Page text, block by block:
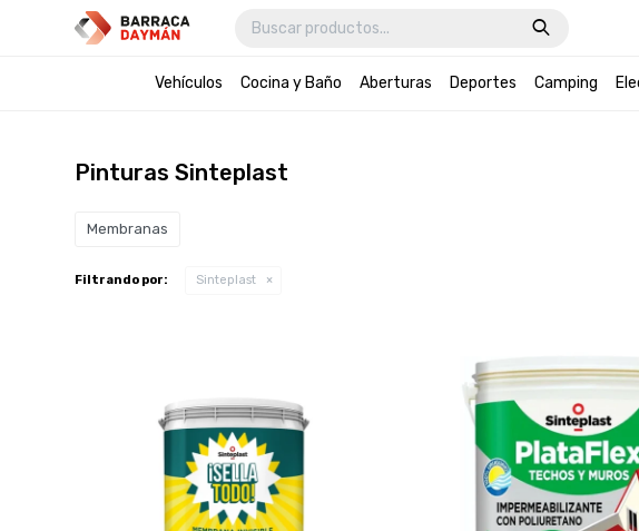
Vehículos Cocina y Baño Aberturas Deportes Camping
Pinturas Sinteplast
Membranas
Filtrando por: Sinteplast